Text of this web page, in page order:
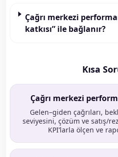
Çağrı merkezi
katkısı” ile bağlanır?
Kısa
Çağrı merkezi
Gelen–giden çağrıları,
seviyesini, çözüm ve satış/
KPI’larla ölçen ve